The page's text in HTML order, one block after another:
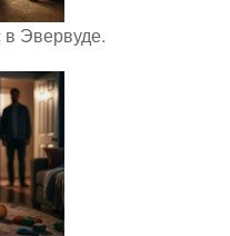
Эвервуде.